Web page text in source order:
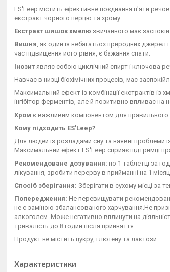
ES'Leep містить ефективне поєднання п'яти
екстракт чорного перцю та хрому:
Екстракт шишок хмелю звичайного має
Вишня , як один із небагатьох природних
час підвищення його рівня, є бажання спати.
Інозит являє собою циклічний спирт і ключова
Навчає в низці біохімічних процесів, має
Максимальний ефект із комбінації екстрактів із
інгібітор ферментів, але й позитивно впливає на
Хром є важливим компонентом для правильного
Кому підходить ES'Leep?
Для людей із розладами сну та наявні проблеми
Максимальний ефект ES'Leep сприяє підтримці
Рекомендоване дозування: по 1 таблетці за
лікування, зробити перерву в прийманні на 1
Спосіб зберігання: Зберігати в сухому місці за
Попередження: Не перевищувати
не є заміною збалансованого харчування.Не
алкоголем. Може негативно вплинути на
тривалість до 8 годин після прийняття.
Продукт не містить цукру, глютену та лактози.
Характеристики